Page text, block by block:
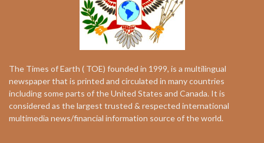
The Times of Earth ( TOE) founded in 1999, is a multilingual
newspaper that is printed and circulated in many countries
including some parts of the United States and Canada. It is
considered as the largest trusted & respected international
multimedia news/financial information source of the world.